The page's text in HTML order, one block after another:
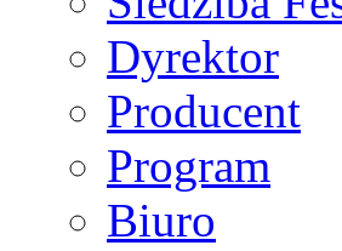
Dyrektor
Producent
Program
Biuro